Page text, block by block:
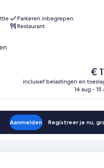
Parkeren inbegrepen
Restaurant
De
prijs
is
€
inclusief belastingen en
14 aug - 15
Aanmelden Registreer je nu,